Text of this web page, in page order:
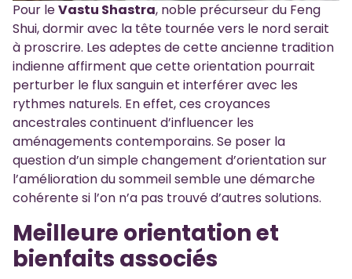
Pour leVastu Shastra, noble précurseur du Feng
Shui, dormir avec la tête tournée vers le nord serait
à proscrire. Les adeptes de cette ancienne tradition
indienne affirment que cette orientation pourrait
perturber le flux sanguin et interférer avec les
rythmes naturels. En effet, ces croyances
ancestrales continuent d’influencer les
aménagements contemporains. Se poser la
question d’un simple changement d’orientation sur
l’amélioration du sommeil semble une démarche
cohérente si l’on n’a pas trouvé d’autres solutions.
Meilleure orientation et
bienfaits associés